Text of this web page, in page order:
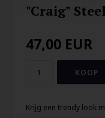
"Craig"
47,00 EUR
Krijg een trendy look